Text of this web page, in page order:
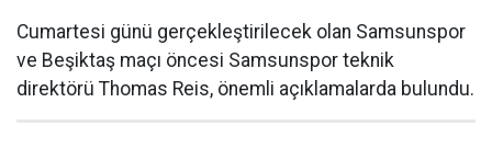
Cumartesi günü gerçekleştirilecek olan Samsunspor
ve Beşiktaş maçı öncesi Samsunspor teknik
direktörü Thomas Reis, önemli açıklamalarda bulundu.